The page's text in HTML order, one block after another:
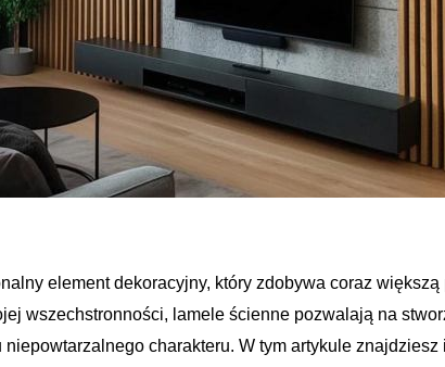
element dekoracyjny, który zdobywa coraz
wszechstronności, lamele ścienne pozwalają na
charakteru. W tym artykule znajdziesz